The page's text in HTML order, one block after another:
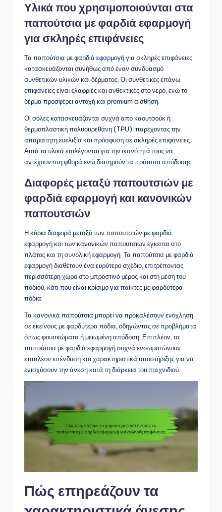
Υλικά που χρησιμοποιούνται στα
παπούτσια με φαρδιά εφαρμογή
για σκληρές επιφάνειες
Τα παπούτσια με φαρδιά εφαρμογή για σκληρές επιφάνειες
κατασκευάζονται συνήθως από έναν συνδυασμό
συνθετικών υλικών και δέρματος. Οι συνθετικές επάνω
επιφάνειες είναι ελαφριές και ανθεκτικές στο νερό, ενώ το
δέρμα προσφέρει αντοχή και premium αίσθηση.
Οι σόλες κατασκευάζονται συχνά από καουτσούκ ή
θερμοπλαστική πολυουρεθάνη (TPU), παρέχοντας την
απαραίτητη ευελιξία και πρόσφυση σε σκληρές επιφάνειες.
Αυτά τα υλικά επιλέγονται για την ικανότητά τους να
αντέχουν στη φθορά ενώ διατηρούν τα πρότυπα απόδοσης.
Διαφορές μεταξύ παπουτσιών με
φαρδιά εφαρμογή και κανονικών
παπουτσιών
Η κύρια διαφορά μεταξύ των παπουτσιών με φαρδιά
εφαρμογή και των κανονικών παπουτσιών έγκειται στο
πλάτος και τη συνολική εφαρμογή. Τα παπούτσια με φαρδιά
εφαρμογή διαθέτουν ένα ευρύτερο σχέδιο, επιτρέποντας
περισσότερη χώρο στο μπροστινό μέρος και στη μέση του
ποδιού, κάτι που είναι κρίσιμο για παίκτες με φαρδύτερα
πόδια.
Τα κανονικά παπούτσια μπορεί να προκαλέσουν ενόχληση
σε εκείνους με φαρδύτερα πόδια, οδηγώντας σε προβλήματα
όπως φουσκώματα ή μειωμένη απόδοση. Επιπλέον, τα
παπούτσια με φαρδιά εφαρμογή συχνά ενσωματώνουν
επιπλέον επένδυση και χαρακτηριστικά υποστήριξης για να
ενισχύσουν την άνεση κατά τη διάρκεια του παιχνιδιού.
Πώς επηρεάζουν τα